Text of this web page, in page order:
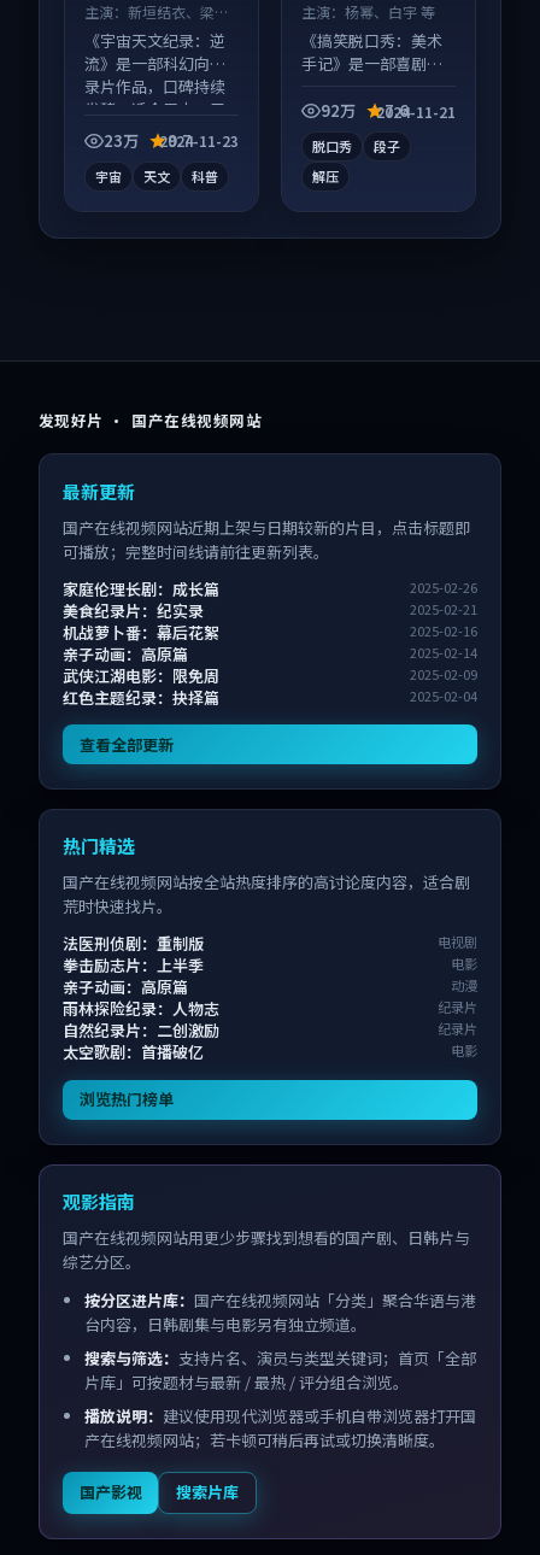
主演： 新垣结衣、梁朝
伟 等
《宇宙天文纪录：逆
流》是一部科幻向纪
录片作品，口碑持续
发酵，适合周末一口
气刷完。
23万 9.7
2024-11-23
宇宙 天文 科普
主演：杨幂、白宇 等
《搞笑脱口秀：美术
手记》是一部喜剧向
发酵，适合周末一口
92万 7.6
2024-11-21
脱口秀
段子
解压
发现好片 · 国产在线视频网站
最新更新
国产在线视频网站近期上架与日期较新的片目，点击标题即
可播放；完整时间线请前往更新列表。
家庭伦理长剧：成长篇
2025-02-26
美食纪录片：纪实录 2025-02-21
机战萝卜番：幕后花絮 2025-02-16
亲子动画：高原篇 2025-02-14
武侠江湖电影：限免周 2025-02-09
红色主题纪录：抉择篇 2025-02-04
查看全部更新
热门精选
国产在线视频网站按全站热度排序的高讨论度内容，适合剧
荒时快速找片。
法医刑侦剧：重制版
电视剧
拳击励志片：上半季 电影
亲子动画：高原篇 动漫
雨林探险纪录：人物志 纪录片
自然纪录片：二创激励 纪录片
太空歌剧：首播破亿 电影
浏览热门榜单
观影指南
国产在线视频网站用更少步骤找到想看的国产剧、日韩片与
综艺分区。
按分区进片库： 国产在线视频网站「分类」聚合华语与港
台内容，日韩剧集与电影另有独立频道。
搜索与筛选： 支持片名、演员与类型关键词；首页「全部
片库」可按题材与最新 / 最热 / 评分组合浏览。
播放说明： 建议使用现代浏览器或手机自带浏览器打开国
产在线视频网站；若卡顿可稍后再试或切换清晰度。
国产影视 搜索片库